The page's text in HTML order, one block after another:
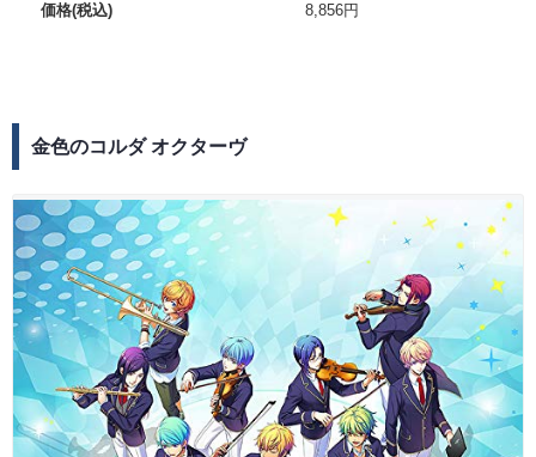
価格(税込) 8,856円
金色のコルダ オクターヴ